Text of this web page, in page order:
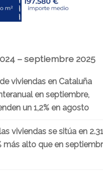
– septiembre 2025
viviendas en Cataluña
en septiembre,
un 1,2% en agosto
viviendas se sitúa en
más alto que en